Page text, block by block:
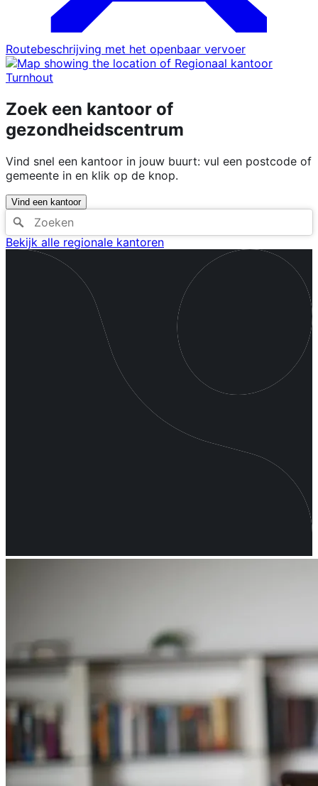
Routebeschrijving met het openbaar vervoer
Zoek een kantoor of
gezondheidscentrum
Vind snel een kantoor in jouw buurt: vul een postcode of
gemeente in en klik op de knop.
Vind een kantoor
Bekijk alle regionale kantoren